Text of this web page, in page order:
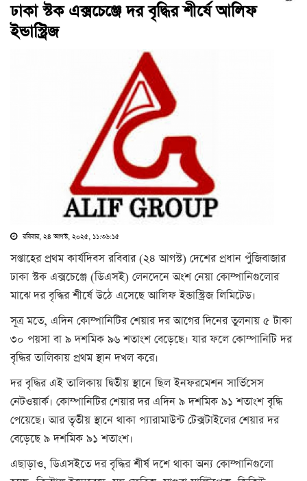
ঢাকা স্টক এক্সচেঞ্জে দর বৃদ্ধির শীর্ষে আলিফ
ইন্ডাস্ট্রিজ
রবিবার, ২৪ আগস্ট, ২০২৫, ১১:৩৬:১৫
সপ্তাহের প্রথম কার্যদিবস রবিবার (২৪ আগস্ট) দেশের প্রধান পুঁজিবাজার
ঢাকা স্টক এক্সচেঞ্জে (ডিএসই) লেনদেনে অংশ নেয়া কোম্পানিগুলোর
মাঝে দর বৃদ্ধির শীর্ষে উঠে এসেছে আলিফ ইন্ডাস্ট্রিজ লিমিটেড।
সূত্র মতে, এদিন কোম্পানিটির শেয়ার দর আগের দিনের তুলনায় ৫ টাকা
৩০ পয়সা বা ৯ দশমিক ৯৬ শতাংশ বেড়েছে। যার ফলে কোম্পানিটি দর
বৃদ্ধির তালিকায় প্রথম স্থান দখল করে।
দর বৃদ্ধির এই তালিকায় দ্বিতীয় স্থানে ছিল ইনফরমেশন সার্ভিসেস
নেটওয়ার্ক। কোম্পানিটির শেয়ার দর এদিন ৯ দশমিক ৯১ শতাংশ বৃদ্ধি
পেয়েছে। আর তৃতীয় স্থানে থাকা প্যারামাউন্ট টেক্সটাইলের শেয়ার দর
বেড়েছে ৯ দশমিক ৯১ শতাংশ।
এছাড়াও, ডিএসইতে দর বৃদ্ধির শীর্ষ দশে থাকা অন্য কোম্পানিগুলো